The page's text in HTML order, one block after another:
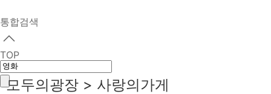
통합검색
TOP
모두의광장 > 사랑의가게